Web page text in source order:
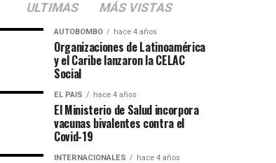
ULTIMAS MÁS VISTAS
AUTOBOMBO hace 4 años
Organizaciones de Latinoamérica
y el Caribe lanzaron la CELAC
Social
EL PAIS hace 4 años
El Ministerio de Salud incorpora
vacunas bivalentes contra el
Covid-19
INTERNACIONALES hace 4 años